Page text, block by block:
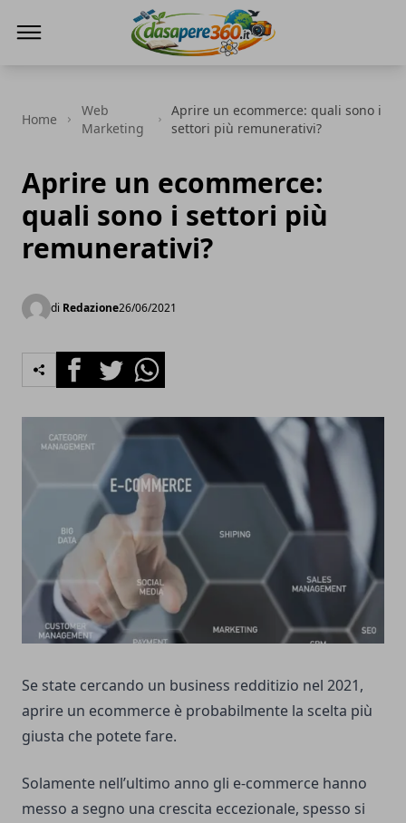
Home
Web
Marketing
Aprire un ecommerce: quali sono i
settori più remunerativi?
Aprire un ecommerce:
quali sono i settori più
remunerativi?
di Redazione26/06/2021
FacebookTwitterWhatsapp
Se state cercando un business redditizio nel 2021,
aprire un ecommerce è probabilmente la scelta più
giusta che potete fare.
Solamente nell’ultimo anno gli e-commerce hanno
messo a segno una crescita eccezionale, spesso si